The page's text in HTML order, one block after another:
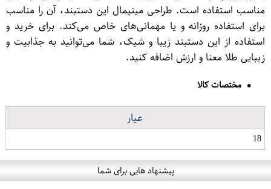
مناسب استفاده است. طراحی مینیمال این دستبند، آن را مناسب
برای استفاده روزانه و یا مهمانی‌های خاص می‌کند. برای خرید و
استفاده از این دستبند زیبا و شیک، شما می‌توانید به جذابیت و
زیبایی طلا معنا و ارزش اضافه کنید.
مختصات کالا
عیار
18
پیشنهاد هایی برای شما